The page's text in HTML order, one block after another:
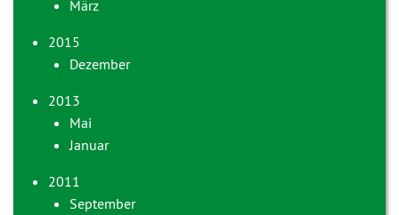
März
2015
Dezember
2013
Mai
Januar
2011
September